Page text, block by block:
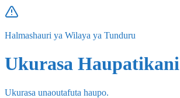
Halmashauri ya Wilaya ya Tunduru
Ukurasa Haupatikani
Ukurasa unaoutafuta haupo.